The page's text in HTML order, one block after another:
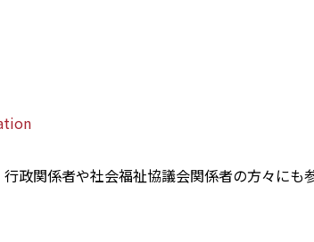
政関係者や社会福祉協議会関係者の方々にも